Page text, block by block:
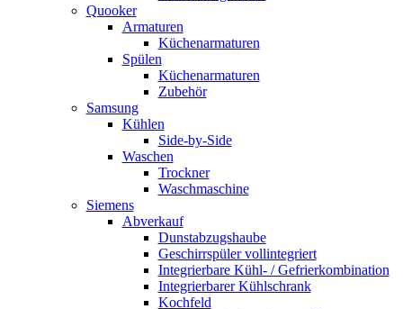
Quooker
Armaturen
Küchenarmaturen
Spülen
Küchenarmaturen
Zubehör
Samsung
Kühlen
Side-by-Side
Waschen
Trockner
Waschmaschine
Siemens
Abverkauf
Dunstabzugshaube
Geschirrspüler vollintegriert
Integrierbare Kühl- / Gefrierkombination
Integrierbarer Kühlschrank
Kochfeld